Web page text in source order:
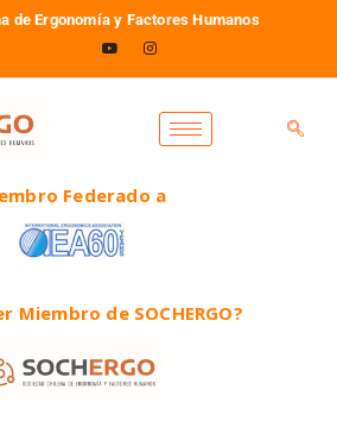
de Ergonomía y Factores Humanos
Federado a
Miembro de SOCHERGO?